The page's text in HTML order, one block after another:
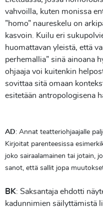
vahvoilla, kuten monissa
”homo” naureskelu on
kasvoin. Kuilu eri
huomattavan yleistä, että
perhemallia” sinä ainoana
ohjaaja voi kuitenkin
sovittaa sitä omaan
esitetään antropologisena
AD: Annat teatteriohjaajalle
Kirjoitat parenteesissa
joko sairaalamainen tai jotain,
sanot, että sallit jopa
BK: Saksantaja ehdotti
kadunnimien säilyttämistä